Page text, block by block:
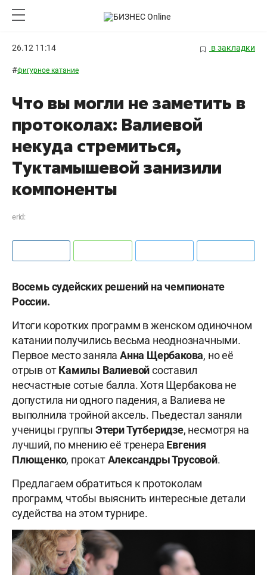
26.12 11:14 в закладки
#фигурное катание
Что вы могли не заметить в
протоколах: Валиевой
некуда стремиться,
Туктамышевой занизили
компоненты
erid:
Восемь судейских решений на чемпионате
России.
Итоги коротких программ в женском одиночном
катании получились весьма неоднозначными.
Первое место заняла Анна Щербакова, но её
отрыв отКамилы Валиевойсоставил
несчастные сотые балла. Хотя Щербакова не
допустила ни одного падения, а Валиева не
выполнила тройной аксель. Пьедестал заняли
ученицы группы ЭтериТутберидзе, несмотря на
лучший, по мнению её тренера Евгения
Плющенко, прокатАлександрыТрусовой.
Предлагаем обратиться к протоколам
программ, чтобы выяснить интересные детали
судейства на этом турнире.